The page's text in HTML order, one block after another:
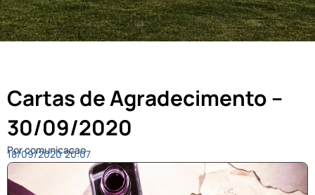
Cartas de Agradecimento –
30/09/2020
Por comunicacao
18/09/2020 20:07